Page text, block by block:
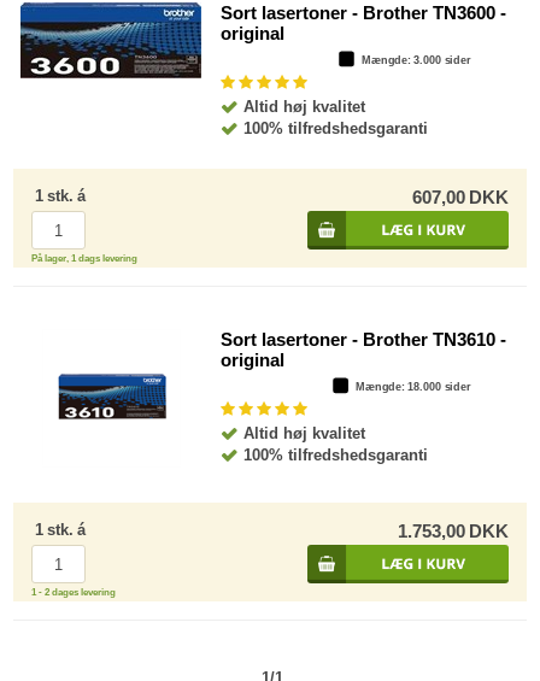
Sort lasertoner - Brother TN3600 -
original
Mængde: 3.000 sider
Altid høj kvalitet
100% tilfredshedsgaranti
1 stk. á 607,00 DKK
På lager, 1 dags levering
Sort lasertoner - Brother TN3610 -
original
Mængde: 18.000 sider
Altid høj kvalitet
100% tilfredshedsgaranti
1 stk. á 1.753,00 DKK
1 - 2 dages levering